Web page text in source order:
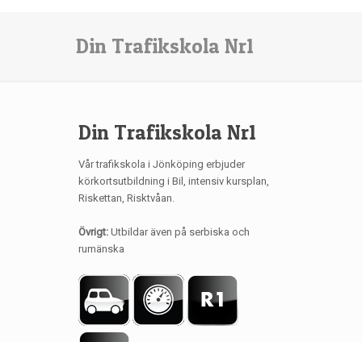
Din Trafikskola Nr1
Din Trafikskola Nr1
Vår trafikskola i Jönköping erbjuder
körkortsutbildning i Bil, intensiv kursplan,
Riskettan, Risktvåan.
Övrigt: Utbildar även på serbiska och
rumänska